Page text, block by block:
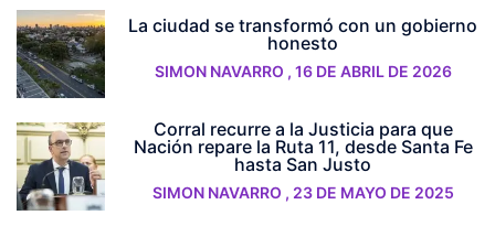
La ciudad se transformó con un gobierno
honesto
SIMON NAVARRO , 16 DE ABRIL DE 2026
Corral recurre a la Justicia para que
Nación repare la Ruta 11, desde Santa Fe
hasta San Justo
SIMON NAVARRO , 23 DE MAYO DE 2025